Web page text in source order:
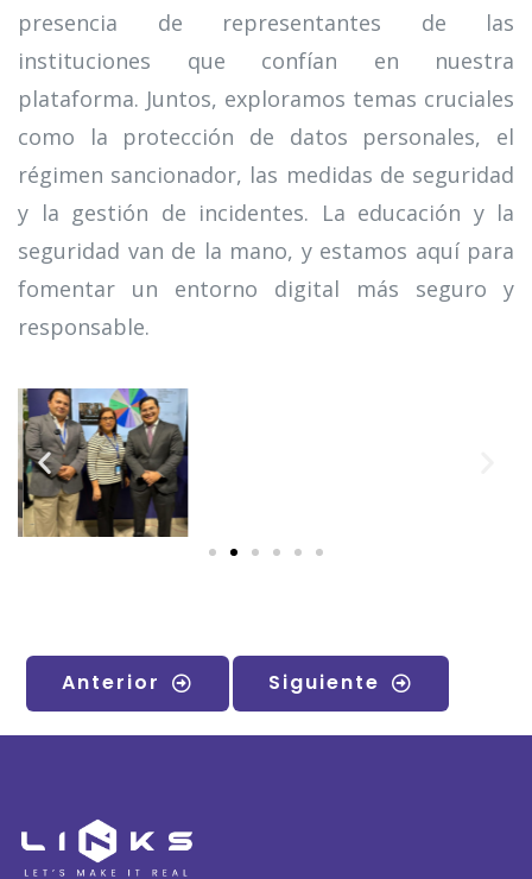
presencia de representantes de las
instituciones que confían en nuestra
plataforma. Juntos, exploramos temas cruciales
como la protección de datos personales, el
régimen sancionador, las medidas de seguridad
y la gestión de incidentes. La educación y la
seguridad van de la mano, y estamos aquí para
fomentar un entorno digital más seguro y
responsable.
Anterior Siguiente